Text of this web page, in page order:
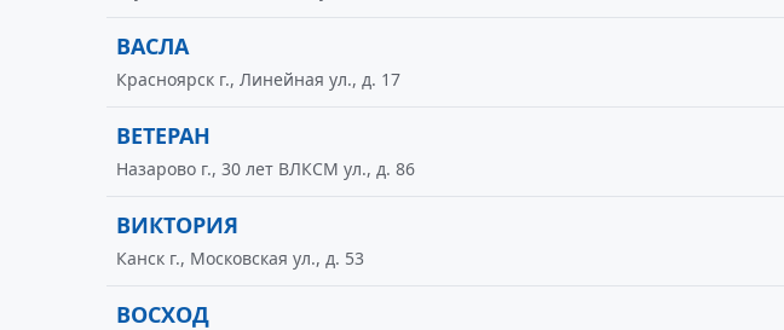
ВАСЛА
Красноярск г., Линейная ул., д. 17
ВЕТЕРАН
Назарово г., 30 лет ВЛКСМ ул., д. 86
ВИКТОРИЯ
Канск г., Московская ул., д. 53
ВОСХОД